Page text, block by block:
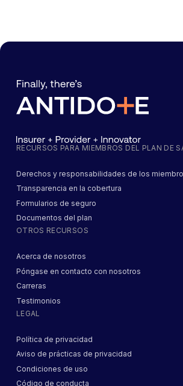
RECURSOS PARA MIEMBROS DEL PLAN DE
Derechos y responsabilidades de los
Transparencia en la cobertura
Formularios de seguro
Documentos del plan
OTROS RECURSOS
Acerca de nosotros
Póngase en contacto con nosotros
Carreras
Testimonios
LEGAL
Política de privacidad
Aviso de prácticas de privacidad
Condiciones de uso
Código de conducta